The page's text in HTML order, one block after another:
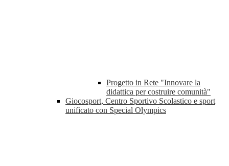
Progetto in Rete "Innovare la
didattica per costruire comunità"
Giocosport, Centro Sportivo Scolastico e sport
unificato con Special Olympics